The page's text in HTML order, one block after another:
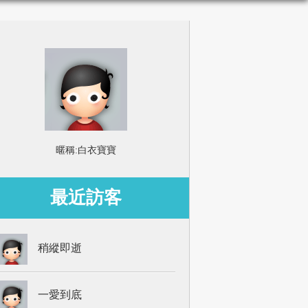
暱稱:白衣寶寶
最近訪客
稍縱即逝
一愛到底